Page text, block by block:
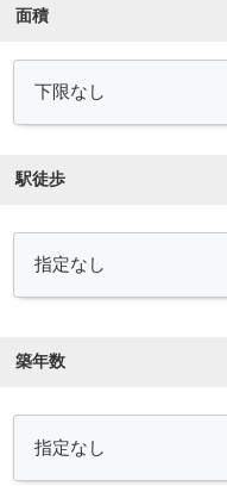
面積
駅徒歩
築年数